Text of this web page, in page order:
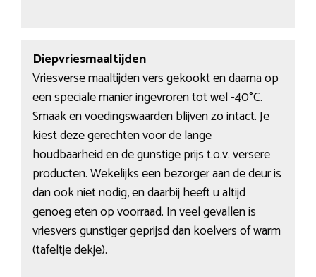
Diepvriesmaaltijden
Vriesverse maaltijden vers gekookt en daarna op
een speciale manier ingevroren tot wel -40°C.
Smaak en voedingswaarden blijven zo intact. Je
kiest deze gerechten voor de lange
houdbaarheid en de gunstige prijs t.o.v. versere
producten. Wekelijks een bezorger aan de deur is
dan ook niet nodig, en daarbij heeft u altijd
genoeg eten op voorraad. In veel gevallen is
vriesvers gunstiger geprijsd dan koelvers of warm
(tafeltje dekje).